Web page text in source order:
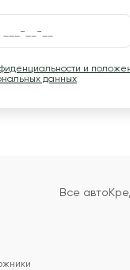
и
данных
Все авто